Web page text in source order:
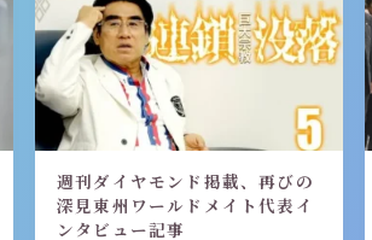
週刊ダイヤモンド掲載、再びの
深見東州ワールドメイト代表イ
ンタビュー記事